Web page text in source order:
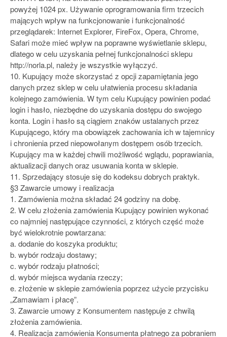
powyżej 1024 px. Używanie oprogramowania firm trzecich
mających wpływ na funkcjonowanie i funkcjonalność
przeglądarek: Internet Explorer, FireFox, Opera, Chrome,
Safari może mieć wpływ na poprawne wyświetlanie sklepu,
dlatego w celu uzyskania pełnej funkcjonalności sklepu
http://norla.pl, należy je wszystkie wyłączyć.
10. Kupujący może skorzystać z opcji zapamiętania jego
danych przez sklep w celu ułatwienia procesu składania
kolejnego zamówienia. W tym celu Kupujący powinien podać
login i hasło, niezbędne do uzyskania dostępu do swojego
konta. Login i hasło są ciągiem znaków ustalanych przez
Kupującego, który ma obowiązek zachowania ich w tajemnicy
i chronienia przed niepowołanym dostępem osób trzecich.
Kupujący ma w każdej chwili możliwość wglądu, poprawiania,
aktualizacji danych oraz usuwania konta w sklepie.
11. Sprzedający stosuje się do kodeksu dobrych praktyk.
§3 Zawarcie umowy i realizacja
1. Zamówienia można składać 24 godziny na dobę.
2. W celu złożenia zamówienia Kupujący powinien wykonać
co najmniej następujące czynności, z których część może
być wielokrotnie powtarzana:
a. dodanie do koszyka produktu;
b. wybór rodzaju dostawy;
c. wybór rodzaju płatności;
d. wybór miejsca wydania rzeczy;
e. złożenie w sklepie zamówienia poprzez użycie przycisku
„Zamawiam i płacę”.
3. Zawarcie umowy z Konsumentem następuje z chwilą
złożenia zamówienia.
4. Realizacja zamówienia Konsumenta płatnego za pobraniem